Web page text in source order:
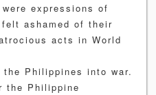
expressions of
ashamed of their
acts in World
Philippines into war.
the Philippine